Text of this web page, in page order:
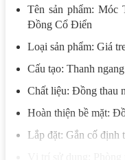
Tên sản phẩm:
Đồng Cổ Điển
Loại sản phẩm: Giá
Cấu tạo: Thanh
Chất liệu: Đồng thau
Hoàn thiện bề mặt:
Lắp đặt: Gắn cố định